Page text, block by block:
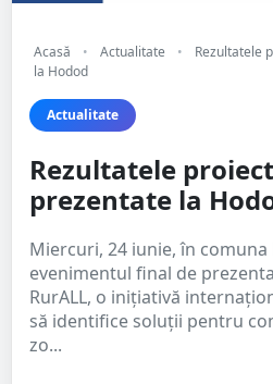
Acasă • Actualitate •
Rezultatele
la Hodod
Actualitate
Rezultatele
prezentate la
Miercuri, 24 iunie, în
evenimentul final de
RurALL, o inițiativă
să identifice soluții pentru
zo...